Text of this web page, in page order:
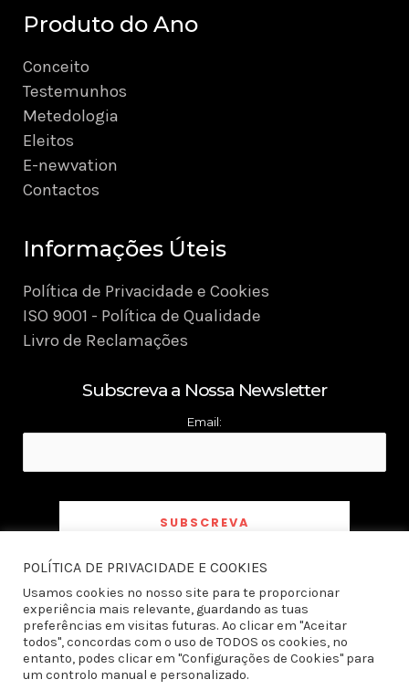
Produto do Ano
Conceito
Testemunhos
Metedologia
Eleitos
E-newvation
Contactos
Informações Úteis
Política de Privacidade e Cookies
ISO 9001 - Política de Qualidade
Livro de Reclamações
Subscreva a Nossa Newsletter
Email:
Ao subscrever a newsletter declaro ter tomado conhecimento e aceito a
de Privacidade
POLÍTICA DE PRIVACIDADE E COOKIES
Usamos cookies no nosso site para te proporcionar
experiência mais relevante, guardando as tuas
preferências em visitas futuras. Ao clicar em "Aceitar
todos", concordas com o uso de TODOS os cookies, no
entanto, podes clicar em "Configurações de Cookies" para
um controlo manual e personalizado.